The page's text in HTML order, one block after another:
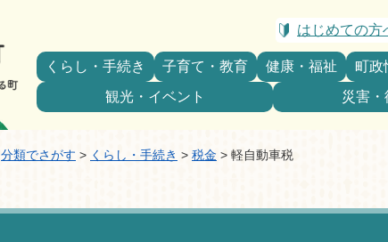
はじめての方
くらし・手続き 子育て・教育 健康・福祉 町政
観光・イベント
災害・
分類でさがす > くらし・手続き > 税金 > 軽自動車税